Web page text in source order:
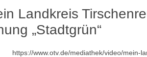
Landkreis
„Stadtgrün“
https://www.otv.de/mediathek/video/mein-